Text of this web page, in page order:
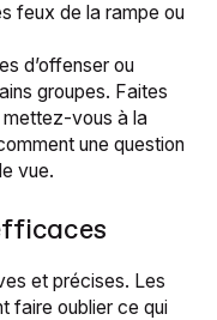
feux de la rampe ou
d’offenser ou
groupes. Faites
vous à la
une question
vue.
et précises. Les
faire oublier ce qui